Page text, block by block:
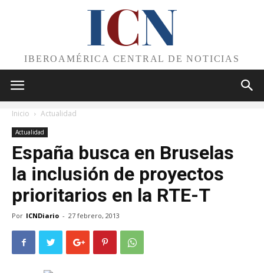
ICN
IBEROAMÉRICA CENTRAL DE NOTICIAS
Inicio Actualidad
Actualidad
España busca en Bruselas
la inclusión de proyectos
prioritarios en la RTE-T
Por ICNDiario - 27 febrero, 2013